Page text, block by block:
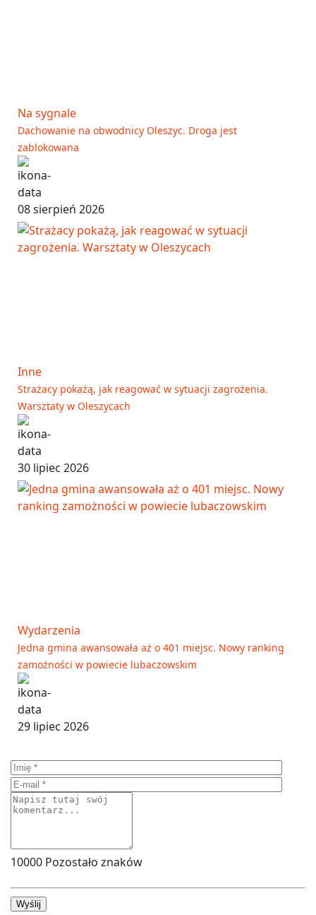
Na sygnale
Dachowanie na obwodnicy Oleszyc. Droga jest
zablokowana
08 sierpień 2026
Inne
Strażacy pokażą, jak reagować w sytuacji zagrożenia.
Warsztaty w Oleszycach
30 lipiec 2026
Wydarzenia
Jedna gmina awansowała aż o 401 miejsc. Nowy ranking
zamożności w powiecie lubaczowskim
29 lipiec 2026
10000 Pozostało znaków
Wyślij